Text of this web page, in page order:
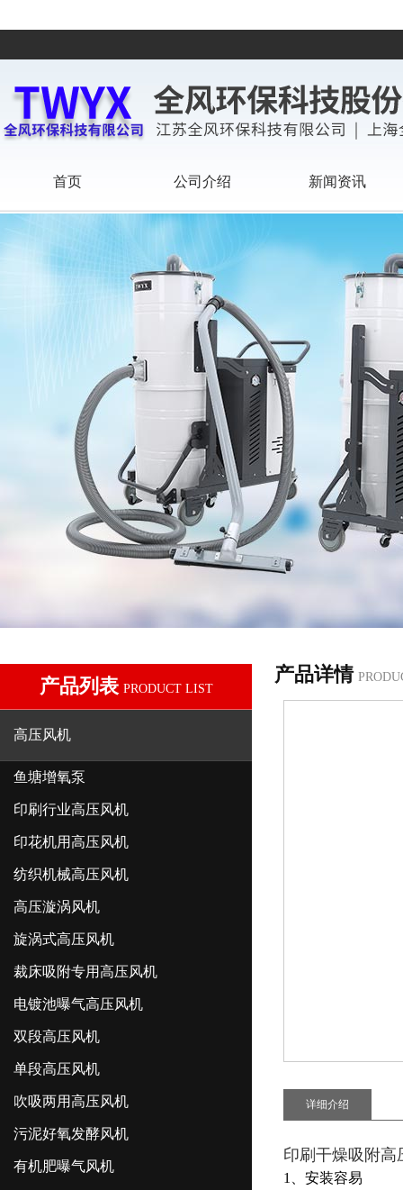
首页 公司介绍 新闻资讯
产品列表 PRODUCT LIST
高压风机
鱼塘增氧泵
印刷行业高压风机
印花机用高压风机
纺织机械高压风机
高压漩涡风机
旋涡式高压风机
裁床吸附专用高压风机
电镀池曝气高压风机
双段高压风机
单段高压风机
吹吸两用高压风机
污泥好氧发酵风机
有机肥曝气风机
产品详情
详细介绍
印刷干燥吸附高
1、安装容易